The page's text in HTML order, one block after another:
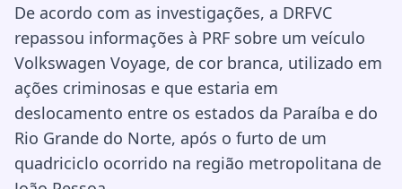
De acordo com as investigações, a DRFVC
repassou informações à PRF sobre um veículo
Volkswagen Voyage, de cor branca, utilizado em
ações criminosas e que estaria em
deslocamento entre os estados da Paraíba e do
Rio Grande do Norte, após o furto de um
quadriciclo ocorrido na região metropolitana de